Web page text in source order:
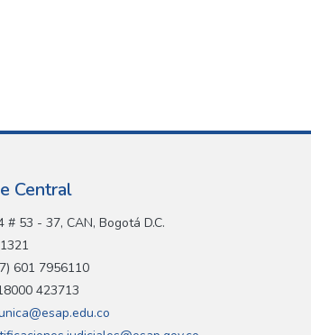
Central
# 53 - 37, CAN, Bogotá D.C.
601 7956110
423713